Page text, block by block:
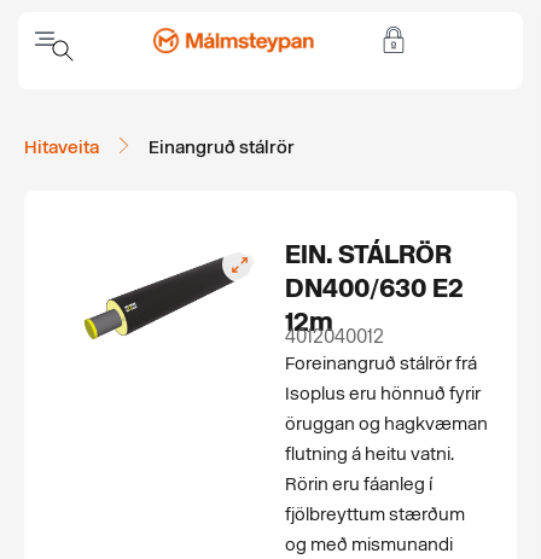
Hitaveita Einangruð stálrör
EIN. STÁLRÖR
DN400/630 E2
12m
4012040012
For­einangruð stálrör frá
Isoplus eru hönnuð fyrir
öruggan og hagkvæman
flutning á heitu vatni.
Rörin eru fáanleg í
fjölbreyttum stærðum
og með mismunandi